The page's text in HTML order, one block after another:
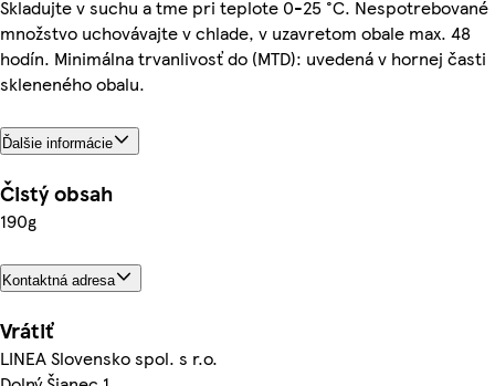
Skladujte v suchu a tme pri teplote 0-25 °C. Nespotrebované
množstvo uchovávajte v chlade, v uzavretom obale max. 48
hodín. Minimálna trvanlivosť do (MTD): uvedená v hornej časti
skleneného obalu.
Ďalšie informácie
Čistý obsah
190g
Kontaktná adresa
Vrátiť
LINEA Slovensko spol. s r.o.